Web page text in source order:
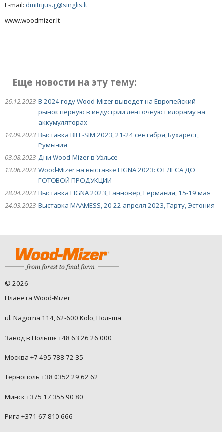
E-mail: dmitrijus.g@singlis.lt
www.woodmizer.lt
Еще новости на эту тему:
26.12.2023 В 2024 году Wood-Mizer выведет на Европейский
рынок первую в индустрии ленточную пилораму на
аккумуляторах
14.09.2023 Выставка BIFE-SIM 2023, 21-24 сентября, Бухарест,
Румыния
03.08.2023 Дни Wood-Mizer в Уэльсе
13.06.2023 Wood-Mizer на выставке LIGNA 2023: ОТ ЛЕСА ДО
ГОТОВОЙ ПРОДУКЦИИ
28.04.2023 Выставка LIGNA 2023, Ганновер, Германия, 15-19 мая
24.03.2023 Выставка MAAMESS, 20-22 апреля 2023, Тарту, Эстония
© 2026
Планета Wood-Mizer
ul. Nagorna 114, 62-600 Kolo, Польша
Завод в Польше +48 63 26 26 000
Москва +7 495 788 72 35
Тернополь +38 0352 29 62 62
Минск +375 17 355 90 80
Рига +371 67 810 666